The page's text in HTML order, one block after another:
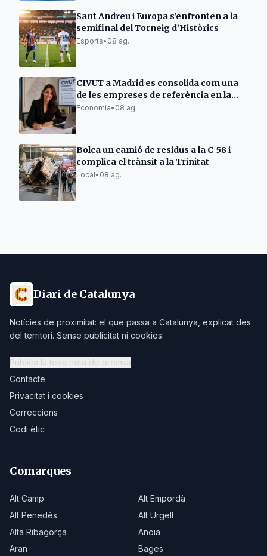
Sant Andreu i Europa s'enfronten a la
semifinal del Torneig d’Històrics
Esports• 08 ag.
CIVUT a Madrid es consolida com una
de les empreses de referència en la
tramitació de llicències turístiques
Economia• 08 ag.
Bolca un camió de residus a la C-58 i
complica el trànsit a la Trinitat
Local• 08 ag.
Diari de Catalunya
Notícies de proximitat: el que passa a Catalunya, explicat des
del territori. Sense publicitat ni cookies.
Publica la teva nota de premsa
Contacte
Privacitat i cookies
Correccions
Codi ètic
Comarques
Alt Camp
Alt Empordà
Alt Penedès
Alt Urgell
Alta Ribagorça
Anoia
Aran
Bages